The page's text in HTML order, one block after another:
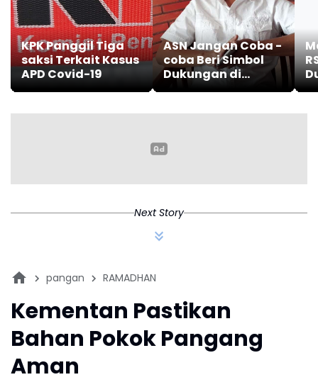
KPK Panggil Tiga
saksi Terkait Kasus
APD Covid-19
ASN Jangan Coba -
coba Beri Simbol
Dukungan di
Medsos
Next Story
pangan RAMADHAN
Kementan Pastikan
Bahan Pokok Pangang
Aman